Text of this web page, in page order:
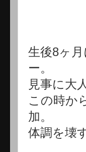
生後8ヶ
ー。
見事に大
この時か
加。
体調を壊